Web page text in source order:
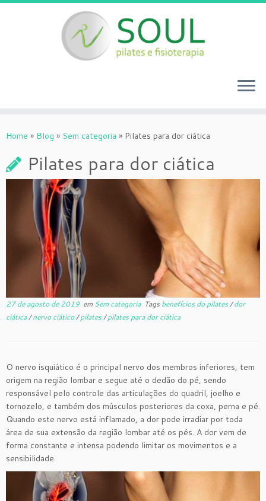
toHome » Blog » Sem categoria » Pilates para dor ciática
Pilates para dor ciática
27 de agosto de 2019 em Sem categoria Tags benefícios do pilates/dor
ciática/nervo ciático/pilates/pilates para dor ciática
O nervo isquiático é o principal nervo dos membros inferiores, tem
origem na região lombar e segue até o dedão do pé, sendo
responsável pelo controle das articulações do quadril, joelho e
tornozelo, e também dos músculos posteriores da coxa, perna e pé.
Quando este nervo está inflamado, a dor pode irradiar por toda
área de sua extensão da região lombar até os pés. A dor vem de
forma constante e intensa podendo limitar os movimentos e a
sensibilidade.